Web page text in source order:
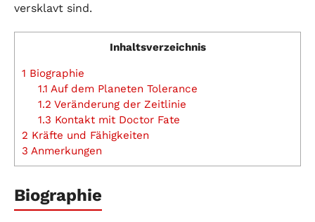
versklavt sind.
Inhaltsverzeichnis
1 Biographie
1.1 Auf dem Planeten Tolerance
1.2 Veränderung der Zeitlinie
1.3 Kontakt mit Doctor Fate
2 Kräfte und Fähigkeiten
3 Anmerkungen
Biographie